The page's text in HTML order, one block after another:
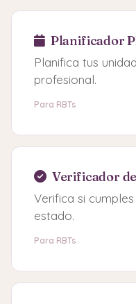
Planificador
Planifica tus
profesional.
Para RBTs
Verificador
Verifica si
estado.
Para RBTs